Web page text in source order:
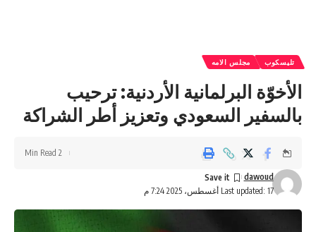
تليسكوب مجلس الامه
الأخوّة البرلمانية الأردنية: ترحيب
بالسفير السعودي وتعزيز أطر الشراكة
Last updated: 17 أغسطس، 2025 7:24 م
dawoud
2 Min Read